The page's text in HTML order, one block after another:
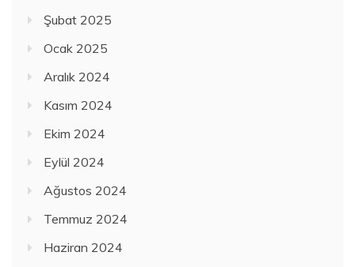
Şubat 2025
Ocak 2025
Aralık 2024
Kasım 2024
Ekim 2024
Eylül 2024
Ağustos 2024
Temmuz 2024
Haziran 2024